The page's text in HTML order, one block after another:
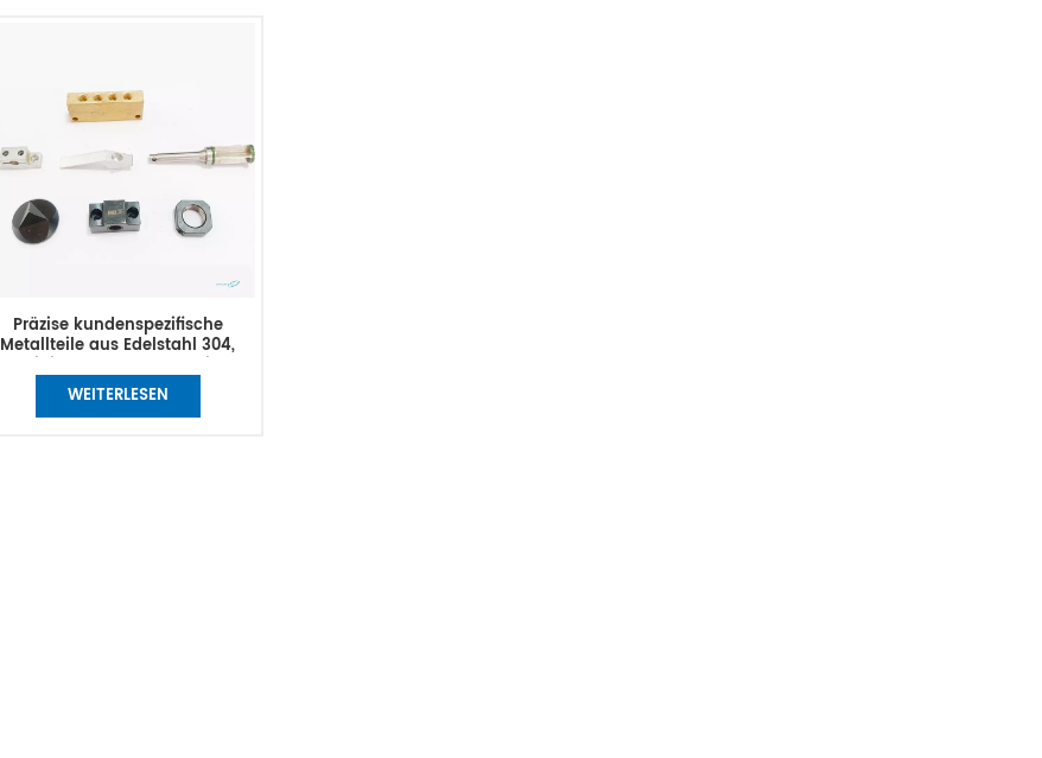
Präzise kundenspezifische
Metallteile aus Edelstahl 304,
Fräsen, schneller
Prototypenbearbeitungsservice,
WEITERLESEN